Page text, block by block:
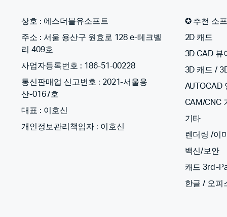
상호 : 에스더블유소프트
주소 : 서울 용산구 원효로 128 e-테크벨
리 409호
사업자등록번호 : 186-51-00228
통신판매업 신고번호 : 2021-서울용
산-0167호
대표 : 이호신
개인정보관리책임자 : 이호신
✪ 추천 소
2D 캐드
3D CAD 뷰
3D 캐드 /
AUTOCAD
CAM/CNC
기타
렌더링 /이
백신/보안
캐드 3rd-
한글 / 오피